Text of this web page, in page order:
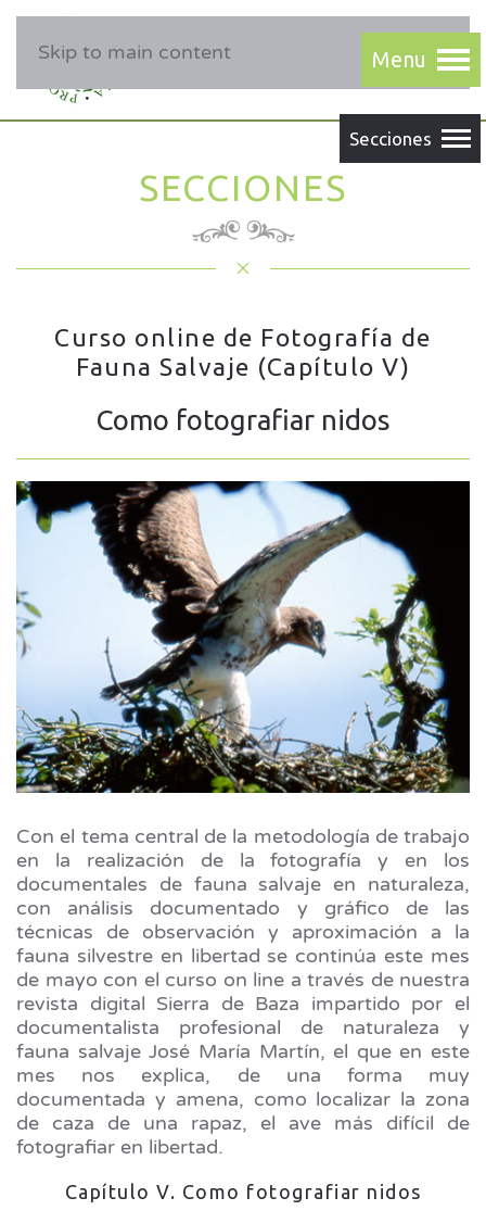
Skip to main content
SECCIONES
Curso online de Fotografía de
Fauna Salvaje (Capítulo V)
Como fotografiar nidos
Con el tema central de la metodología de trabajo
en la realización de la fotografía y en los
documentales de fauna salvaje en naturaleza,
con análisis documentado y gráfico de las
técnicas de observación y aproximación a la
fauna silvestre en libertad se continúa este mes
de mayo con el curso on line a través de nuestra
revista digital Sierra de Baza impartido por el
documentalista profesional de naturaleza y
fauna salvaje José María Martín, el que en este
mes nos explica, de una forma muy
documentada y amena, como localizar la zona
de caza de una rapaz, el ave más difícil de
fotografiar en libertad.
Capítulo V. Como fotografiar nidos